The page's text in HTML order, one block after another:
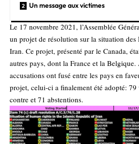
Un message aux victimes
Le 17 novembre 2021, l’Assemblée
un projet de résolution sur la situation des
Iran. Ce projet, présenté par le Canada,
autres pays, dont la France et la
accusations ont fusé entre les pays en
projet, celui-ci a finalement été adopté:
contre et 71 abstentions.